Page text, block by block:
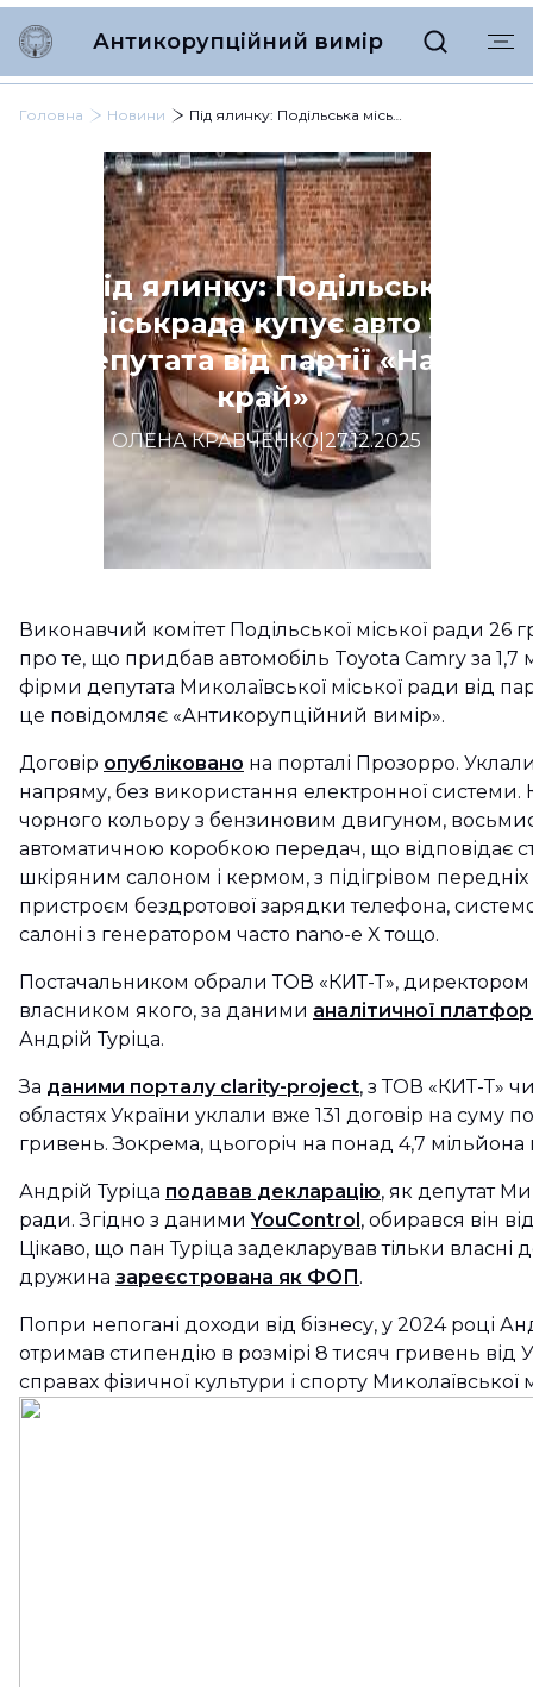
Антикорупційний вимір
Головна Новини Під ялинку: Подільська міськрада купує авто у депутата від партії «Наш край»
Під ялинку: Подільська
міськрада купує авто у
депутата від партії «Наш
край»
ОЛЕНА КРАВЧЕНКО| 27.12.2025
Виконавчий комітет Подільської міської ради 26
про те, що придбав автомобіль Toyota Camry за 1,7
фірми депутата Миколаївської міської ради від
це повідомляє «Антикорупційний вимір».
Договір опубліковано на порталі Прозорро.
напряму, без використання електронної системи.
чорного кольору з бензиновим двигуном,
автоматичною коробкою передач, що відповідає
шкіряним салоном і кермом, з підігрівом
пристроєм бездротової зарядки телефона,
салоні з генератором часто nano-e X тощо.
Постачальником обрали ТОВ «КИТ-Т»,
власником якого, за даними аналітичної
Андрій Туріца.
За даними порталу clarity-project, з ТОВ «КИТ-Т»
областях України уклали вже 131 договір на суму
гривень. Зокрема, цьогоріч на понад 4,7
Андрій Туріца подавав декларацію, як депутат
ради. Згідно з данимиYouControl, обирався він
Цікаво, що пан Туріца задекларував тільки власні
дружина зареєстрована як ФОП.
Попри непогані доходи від бізнесу, у 2024 році
отримав стипендію в розмірі 8 тисяч гривень від
справах фізичної культури і спорту Миколаївської